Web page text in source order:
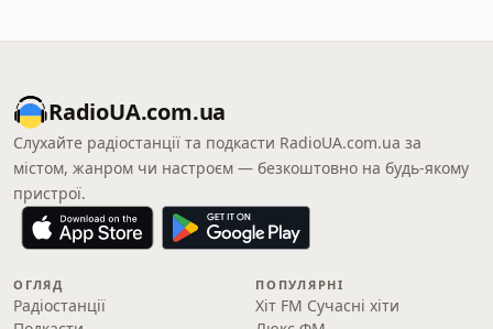
RadioUA.com.ua
Слухайте радіостанції та подкасти RadioUA.com.ua за
містом, жанром чи настроєм — безкоштовно на будь-якому
пристрої.
ОГЛЯД
Радіостанції
ПОПУЛЯРНІ
Хіт FM Сучасні хіти